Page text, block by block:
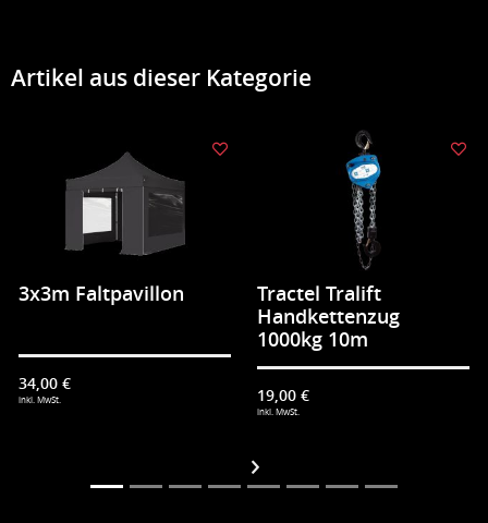
Artikel aus dieser Kategorie
3x3m Faltpavillon
34,00 €
inkl. MwSt.
Tractel Tralift
Handkettenzug
1000kg 10m
19,00 €
inkl. MwSt.